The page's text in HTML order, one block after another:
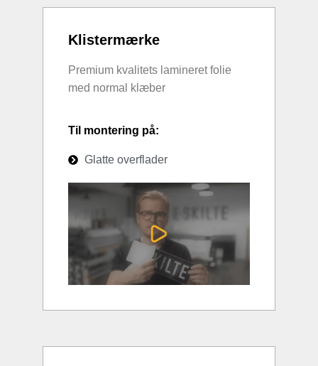
Klistermærke
Premium kvalitets lamineret folie
med normal klæber
Til montering på:
Glatte overflader